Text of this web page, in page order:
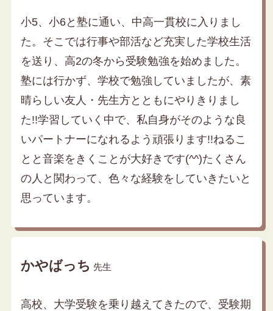
小5、小6と塾に通い、中高一貫校に入りまし
た。そこでは行事や部活など充実した学校生活
を送り、高2の冬から受験勉強を始めました。
塾には行かず、学校で勉強していましたが、素
晴らしい友人・先生方とともにやりきりまし
た!!学習していく中で、私自身がそのような良
いパートナーになれるよう頑張ります!!ねるこ
とと音楽をきくことが大好きです(^^)たくさん
の人と関わって、色々な経験をしていきたいと
思っています。
かやばっち 先生
高校、大学受験を乗り越えてきたので、受験期